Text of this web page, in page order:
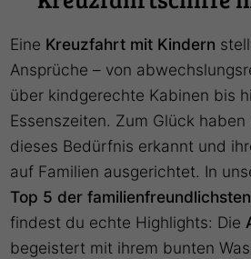
Eine Kreuzfahrt mit Kindern
Ansprüche – von
über kindgerechte Kabinen bis
Essenszeiten. Zum Glück haben
dieses Bedürfnis erkannt und
auf Familien ausgerichtet. In
Top 5 der
findest du echte Highlights: Die
begeistert mit ihrem bunten